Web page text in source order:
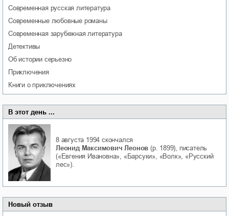
современная русская литература
современные любовные романы
современная зарубежная литература
детективы
об истории серьезно
приключения
книги о приключениях
В этот день ...
8 августа 1994 скончался
Леонид Максимович Леонов (р. 1899), писатель
(«Евгения Ивановна», «Барсуки», «Волк», «Русский
лес»).
Новый отзыв